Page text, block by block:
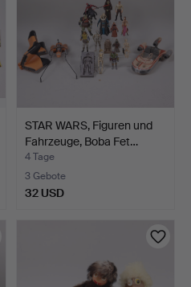
STAR WARS, Figuren und
Fahrzeuge, Boba Fet…
4 Tage
3 Gebote
32 USD